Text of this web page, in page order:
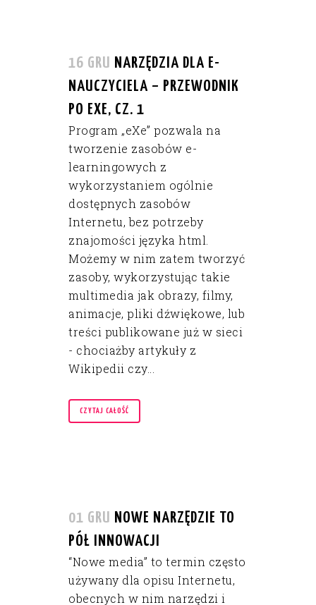
16 GRU NARZĘDZIA DLA E-
NAUCZYCIELA – PRZEWODNIK
PO EXE, CZ. 1
Program „eXe” pozwala na
tworzenie zasobów e-
learningowych z
wykorzystaniem ogólnie
dostępnych zasobów
Internetu, bez potrzeby
znajomości języka html.
Możemy w nim zatem tworzyć
zasoby, wykorzystując takie
multimedia jak obrazy, filmy,
animacje, pliki dźwiękowe, lub
treści publikowane już w sieci
- chociażby artykuły z
Wikipedii czy...
CZYTAJ CAŁOŚĆ
01 GRU NOWE NARZĘDZIE TO
PÓŁ INNOWACJI
“Nowe media” to termin często
używany dla opisu Internetu,
obecnych w nim narzędzi i